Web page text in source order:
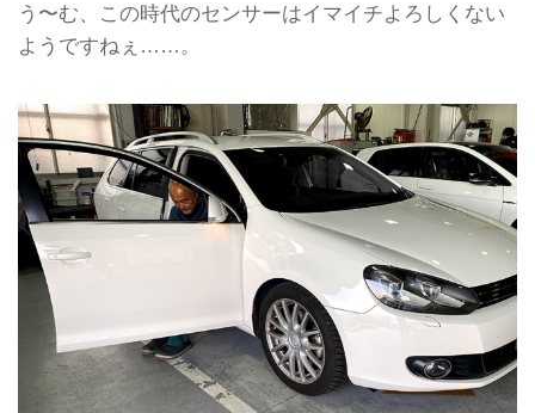
う〜む、この時代のセンサーはイマイチよろしくない
ようですねぇ……。